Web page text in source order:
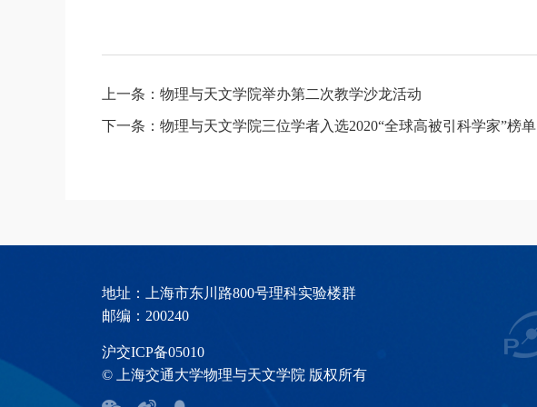
上一条：物理与天文学院举办第二次教学沙龙活动
下一条：物理与天文学院三位学者入选2020“全球高被引科学家”榜单
地址：上海市东川路800号理科实验楼群
邮编：200240
沪交ICP备05010
© 上海交通大学物理与天文学院 版权所有